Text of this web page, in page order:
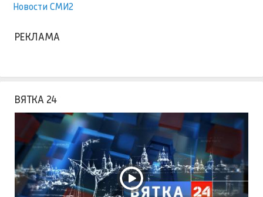
Новости СМИ2
РЕКЛАМА
ВЯТКА 24